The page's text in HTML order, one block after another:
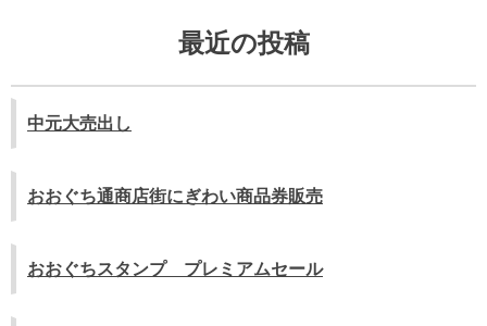
最近の投稿
中元大売出し
おおぐち通商店街にぎわい商品券販売
おおぐちスタンプ プレミアムセール